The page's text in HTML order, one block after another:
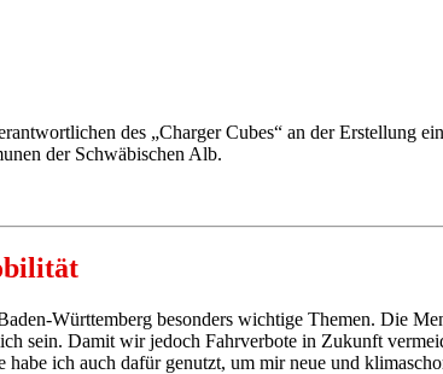
des „Charger Cubes“ an der Erstellung
der Schwäbischen Alb.
Württemberg besonders wichtige Themen. Die
sein. Damit wir jedoch Fahrverbote in Zukunft
ich auch dafür genutzt, um mir neue und